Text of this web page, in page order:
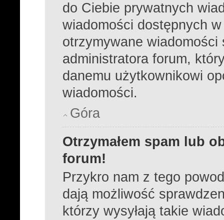
do Ciebie prywatnych
wiadomości dostępnych
otrzymywane
administratora forum,
danemu użytkownikowi
wiadomości.
Góra
Otrzymałem spam lub
forum!
Przykro nam z tego
dają możliwość
którzy wysyłają takie